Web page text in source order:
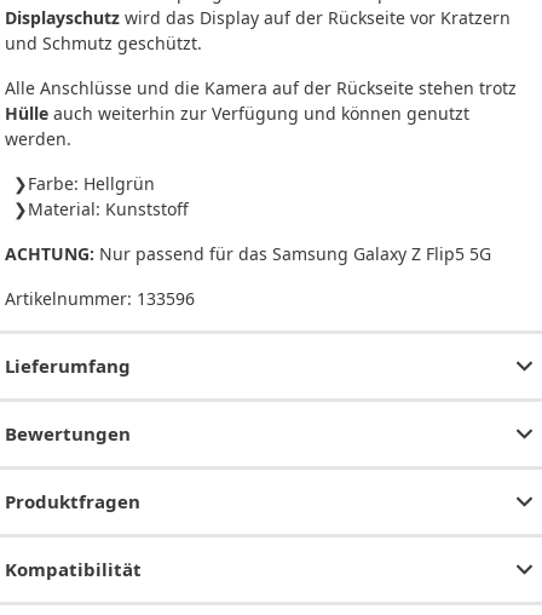
Displayschutz wird das Display auf der Rückseite vor Kratzern
und Schmutz geschützt.
Alle Anschlüsse und die Kamera auf der Rückseite stehen trotz
Hülle auch weiterhin zur Verfügung und können genutzt
werden.
Farbe: Hellgrün
Material: Kunststoff
ACHTUNG: Nur passend für das Samsung Galaxy Z Flip5 5G
Artikelnummer: 133596
Lieferumfang
Bewertungen
Produktfragen
Kompatibilität